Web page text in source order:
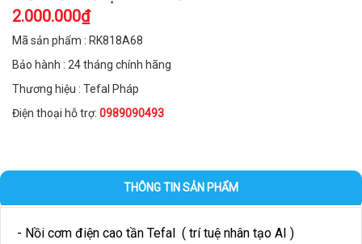
2.000.000₫
Mã sản phẩm : RK818A68
Bảo hành : 24 tháng chính hãng
Thương hiệu : Tefal Pháp
Điện thoại hỗ trợ: 0989090493
THÔNG TIN SẢN PHẨM
- Nồi cơm điện cao tần Tefal ( trí tuệ nhân tạo AI )